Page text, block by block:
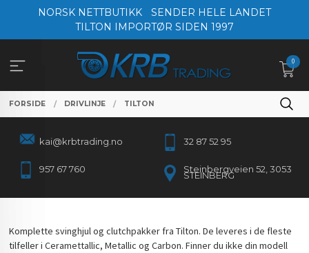
NORSK NETTBUTIKK
SENDER HELE LANDET
TILTON IMPORTØR SIDEN 1997
0
FORSIDE DRIVLINJE TILTON
kai@krbtrading.no 32 87 52 95
957 67 760 Steinbergveien 52, 3053
STEINBERG
Komplette svinghjul og clutchpakker fra Tilton. De leveres i de fleste
tilfeller i Ceramettallic, Metallic og Carbon. Finner du ikke din modell